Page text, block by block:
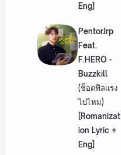
Eng]
PentorJrp
Feat.
F.HERO -
Buzzkill
(ช็อตฟีลแรง
ไปไหม)
[Romanizat
ion Lyric +
Eng]